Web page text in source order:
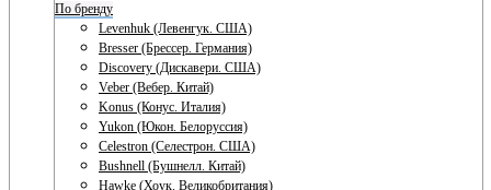
По бренду
Levenhuk (Левенгук. США)
Bresser (Брессер. Германия)
Discovery (Дискавери. США)
Veber (Вебер. Китай)
Konus (Конус. Италия)
Yukon (Юкон. Белоруссия)
Celestron (Селестрон. США)
Bushnell (Бушнелл. Китай)
Hawke (Хоук. Великобритания)